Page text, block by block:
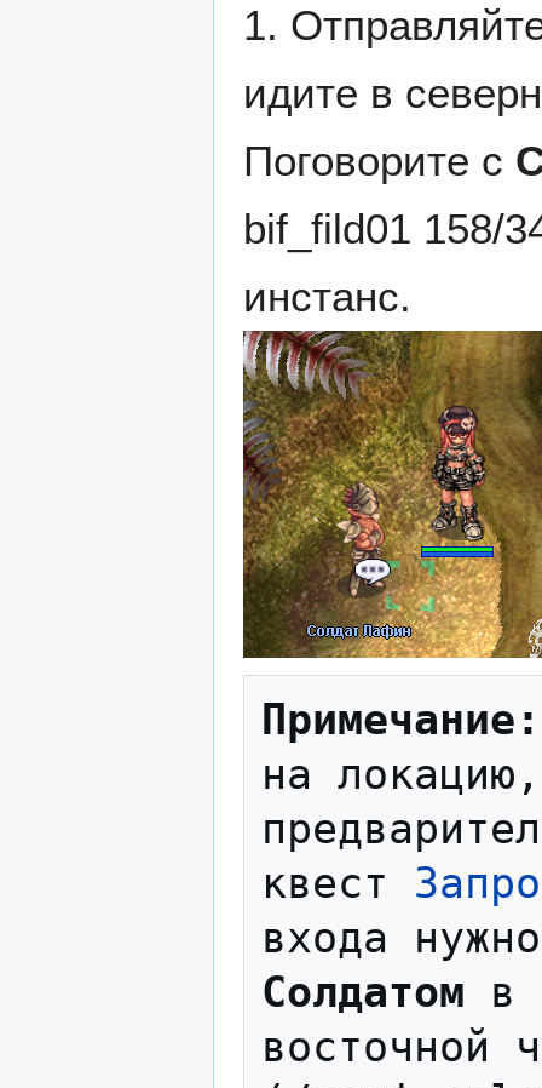
1.
идите в
Поговорите с
bif_fild01 158/
инстанс.
Примечание:
на
квест
Солдатом в
восточной